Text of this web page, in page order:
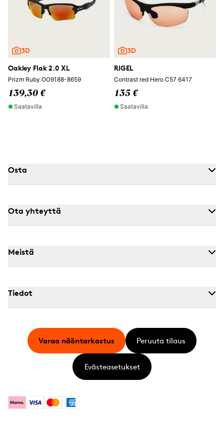
Oakley Flak 2.0 XL
Prizm Ruby OO9188-8659
139,30 €
Saatavilla
RIGEL
Contrast red Hero C57 6417
135 €
Saatavilla
Osta
Ota yhteyttä
Meistä
Tiedot
KlarnaVisa MastercardAmerican Express
Varaa näöntarkastus Peruuta tilaus
Evästeasetukset